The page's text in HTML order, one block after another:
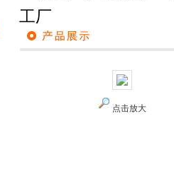
工厂
点击放大